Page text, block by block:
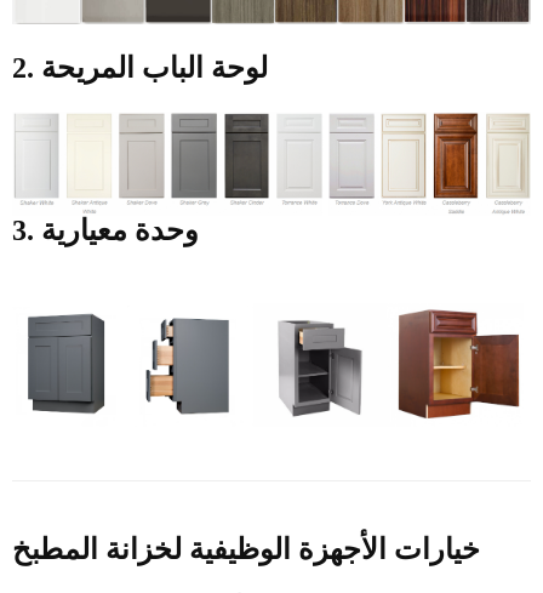
2. لوحة الباب المريحة
3. وحدة معيارية
خيارات الأجهزة الوظيفية لخزانة المطبخ